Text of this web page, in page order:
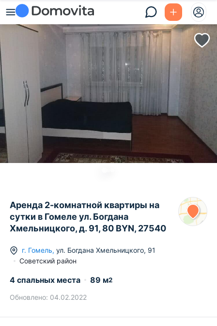
Аренда 2-комнатной квартиры на
сутки в Гомеле ул. Богдана
Хмельницкого, д. 91, 80 BYN, 27540
г. Гомель, ул. Богдана Хмельницкого, 91
Советский район
4 спальных места 89 м2
Обновлено: 04.02.2022